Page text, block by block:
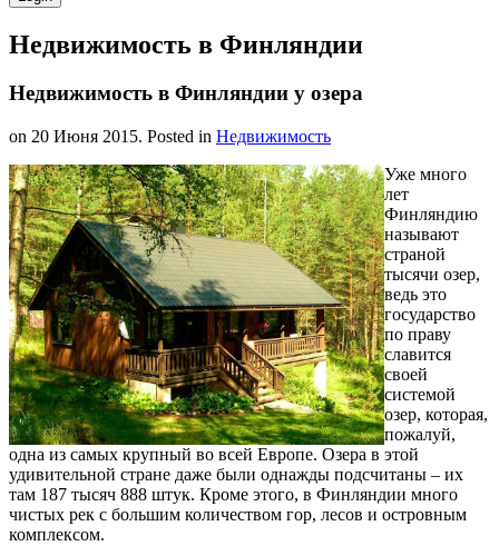
Недвижимость в Финляндии
Недвижимость в Финляндии у озера
on 20 Июня 2015. Posted in Недвижимость
Уже много
лет
Финляндию
называют
страной
тысячи озер,
ведь это
государство
по праву
славится
своей
системой
озер, которая,
пожалуй,
одна из самых крупный во всей Европе. Озера в этой
удивительной стране даже были однажды подсчитаны – их
там 187 тысяч 888 штук. Кроме этого, в Финляндии много
чистых рек с большим количеством гор, лесов и островным
комплексом.